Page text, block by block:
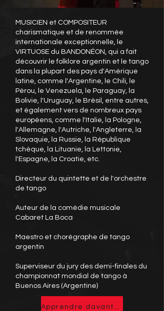
MUSICIEN et COMPOSITEUR
charismatique et de renommée
internationale exceptionnelle, le
VIRTUOSE du BANDONÉON, qui a fait
découvrir le folklore argentin et le tango
dans la plupart des pays d'Amérique
latine, comme l'Argentine, le Chili, le
Pérou, le Venezuela, le Paraguay, la
Bolivie, l'Uruguay, le Brésil, entre autres,
et également vers de nombreux pays
européens, comme l'Italie, la Pologne,
l'Allemagne, l'Autriche, l'Angleterre, la
Slovaquie, la Russie, la République
tchèque, la Lituanie, la Lettonie,
l'Espagne, la Croatie, etc.
Directeur du quintette et de l'orchestre
de tango
Auteur de la comédie musicale
Cabaret La Boca
Maestro et chorégraphe de tango
argentin
Superviseur du jury des demi-finales du
championnat mondial de tango à
Buenos Aires (Argentine)
Apprendre davantage